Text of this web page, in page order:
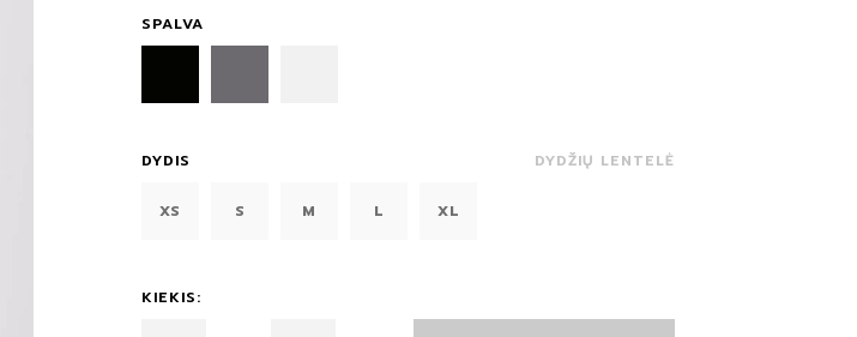
SPALVA
DYDIS DYDŽIŲ LENTELĖ
XS S M L XL
KIEKIS: